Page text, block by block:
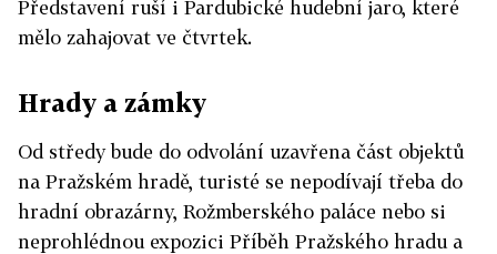
Představení ruší i Pardubické hudební jaro, které
mělo zahajovat ve čtvrtek.
Hrady a zámky
Od středy bude do odvolání uzavřena část objektů
na Pražském hradě, turisté se nepodívají třeba do
hradní obrazárny, Rožmberského paláce nebo si
neprohlédnou expozici Příběh Pražského hradu a